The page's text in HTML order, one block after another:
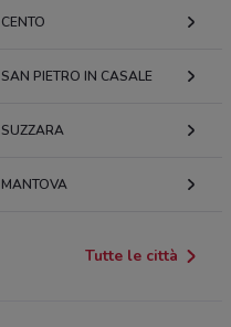
CENTO
SAN PIETRO IN CASALE
SUZZARA
MANTOVA
Tutte le città